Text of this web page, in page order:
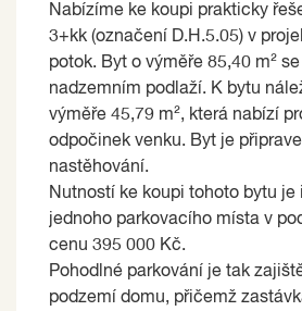
Nabízíme ke koupi prakticky
3+kk (označení D.H.5.05) v
potok. Byt o výměře 85,40 m²
nadzemním podlaží. K bytu
výměře 45,79 m², která nabízí
odpočinek venku. Byt je
nastěhování.
Nutností ke koupi tohoto bytu je
jednoho parkovacího místa v
cenu 395 000 Kč.
Pohodlné parkování je tak
podzemí domu, přičemž